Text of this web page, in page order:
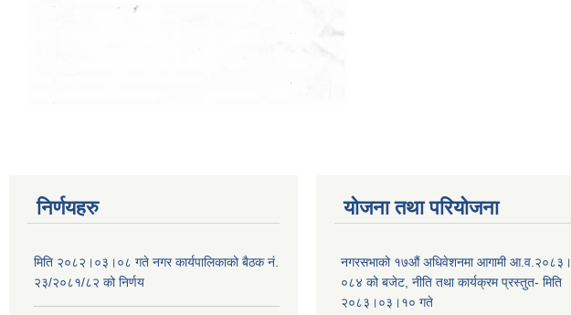
निर्णयहरु
मिति २०८२।०३।०८ गते नगर कार्यपालिकाको बैठक नं.
२३/२०८१/८२ को निर्णय
योजना तथा परियोजना
नगरसभाको १७औं अधिवेशनमा आगामी आ.व.२०८३।
०८४ को बजेट, नीति तथा कार्यक्रम प्रस्तुत- मिति
२०८३।०३।१० गते